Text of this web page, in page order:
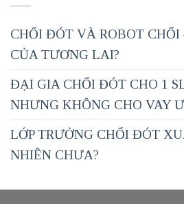
CHỔI ĐÓT VÀ ROBOT CHỔI
CỦA TƯƠNG LAI?
ĐẠI GIA CHỔI ĐÓT CHO 1
NHƯNG KHÔNG CHO VAY
LỚP TRƯỞNG CHỔI ĐÓT
NHIÊN CHƯA?